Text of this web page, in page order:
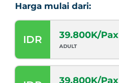
Harga mulai dari:
IDR 39.800K/Pax
ADULT
39.800K/Pax